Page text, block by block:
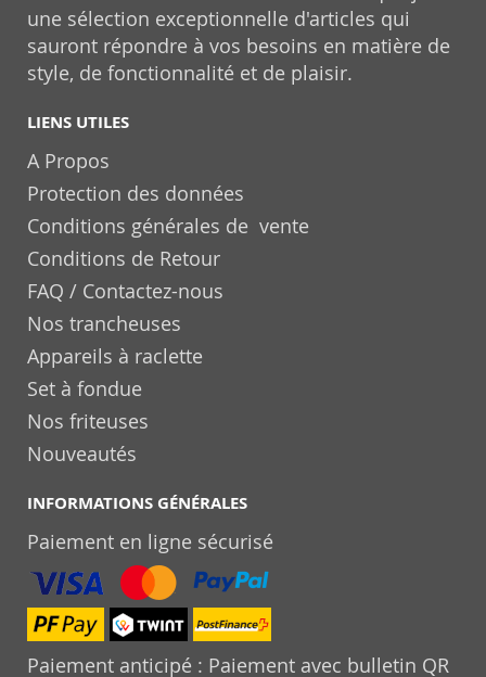
une sélection exceptionnelle d'articles qui
sauront répondre à vos besoins en matière de
style, de fonctionnalité et de plaisir.
LIENS UTILES
A Propos
Protection des données
Conditions générales de vente
Conditions de Retour
FAQ / Contactez-nous
Nos trancheuses
Appareils à raclette
Set à fondue
Nos friteuses
Nouveautés
INFORMATIONS GÉNÉRALES
Paiement en ligne sécurisé
Paiement anticipé : Paiement avec bulletin QR